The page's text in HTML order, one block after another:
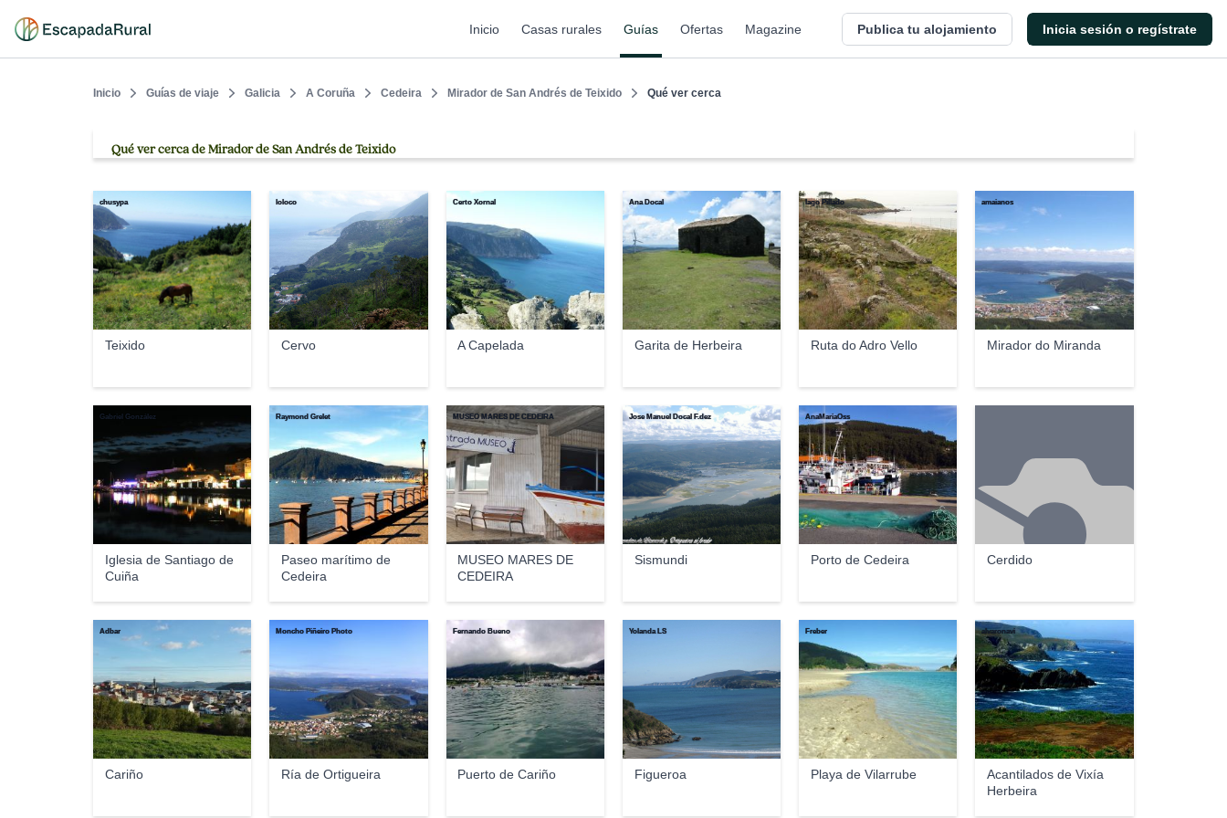
Inicio Casas rurales Guías Ofertas Magazine Publica tu alojamiento Inicia sesión o regístrate
Inicio Guías de viaje Galicia A Coruña Cedeira Mirador de San Andrés de Teixido Qué ver cerca
Qué ver cerca de Mirador de San Andrés de Teixido
Teixido
chusypa
Cervo
loloco
A Capelada
Certo Xornal
Garita de Herbeira
Ana Docal
Ruta do Adro Vello
Iago Pillado
Mirador do Miranda
amaianos
Iglesia de Santiago de
Cuiña
Gabriel González
Paseo marítimo de
Cedeira
Raymond Grelet
MUSEO MARES DE
CEDEIRA
MUSEO MARES DE CEDEIRA
Sismundi
Jose Manuel Docal F.dez
Porto de Cedeira
AnaMariaOss
Cerdido
Cariño
Adbar
Ría de Ortigueira
Moncho Piñeiro Photo
Puerto de Cariño
Fernando Bueno
Figueroa
Yolanda LS
Playa de Vilarrube
Freber
Acantilados de Vixía
Herbeira
alvaronavi